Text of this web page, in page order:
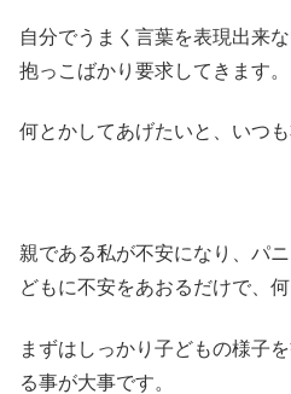
自分でうまく言葉を表現出来
抱っこばかり要求してきます。
何とかしてあげたいと、いつ
親である私が不安になり、パ
どもに不安をあおるだけで、
まずはしっかり子どもの様子
る事が大事です。